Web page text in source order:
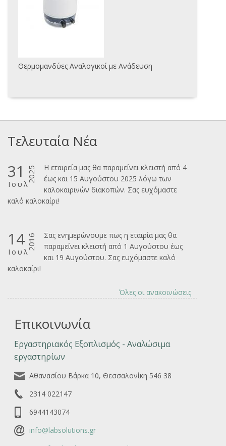
Θερμομανδύες Αναλογικοί με Ανάδευση
Τελευταία Νέα
31
Ιουλ
2025
Η εταιρεία μας θα παραμείνει κλειστή από 4
έως και 15 Αυγούστου 2025 λόγω των
καλοκαιρινών διακοπών. Σας ευχόμαστε
καλ΄΄ο καλοκαίρι!
14
Ιουλ
2016
Σας ενημερώνουμε πως η εταιρία μας θα
παραμείνει κλειστή από 1 Αυγούστου έως
και 19 Αυγούστου. Σας ευχόμαστε καλό
καλοκαίρι!
Όλες οι ανακοινώσεις
Επικοινωνία
Εργαστηριακός Εξοπλισμός - Αναλώσιμα
εργαστηρίων
Αθανασίου Βάρκα 10, Θεσσαλονίκη 546 38
2314 022147
6944143074
info@labsolutions.gr